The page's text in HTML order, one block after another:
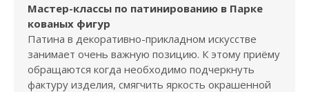
Мастер-классы по патинированию в Парке
кованых фигур
Патина в декоративно-прикладном искусстве
занимает очень важную позицию. К этому приёму
обращаются когда необходимо подчеркнуть
фактуру изделия, смягчить яркость окрашенной